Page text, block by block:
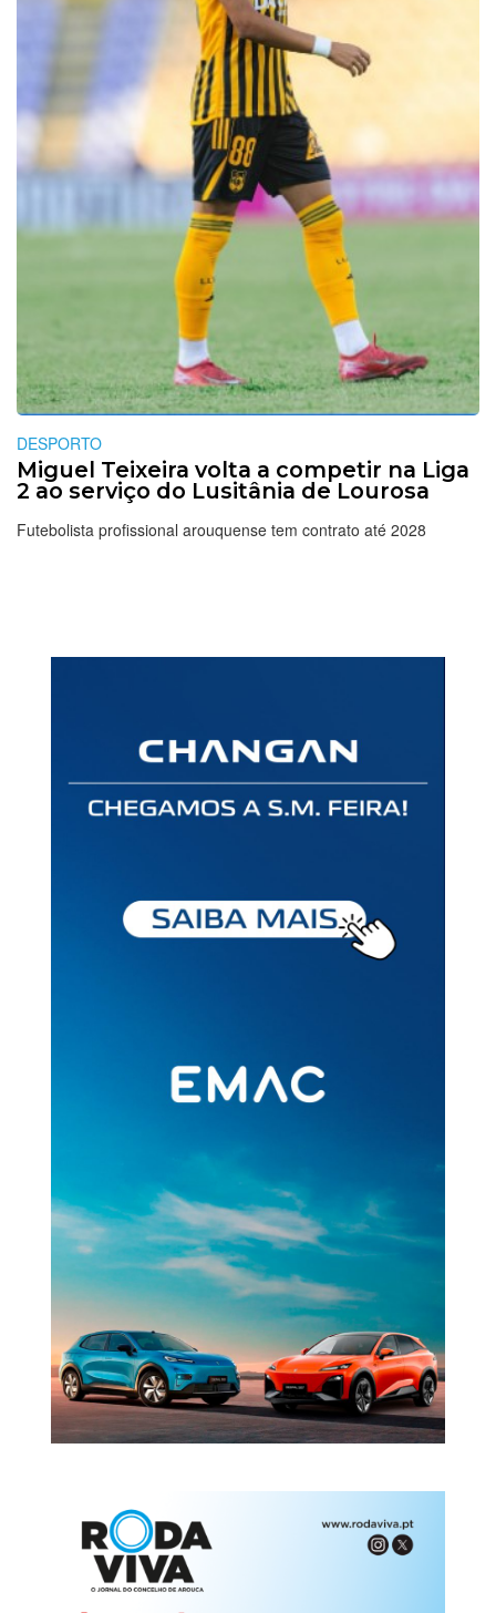
DESPORTO
Miguel Teixeira volta a competir na Liga
2 ao serviço do Lusitânia de Lourosa
Futebolista profissional arouquense tem contrato até 2028